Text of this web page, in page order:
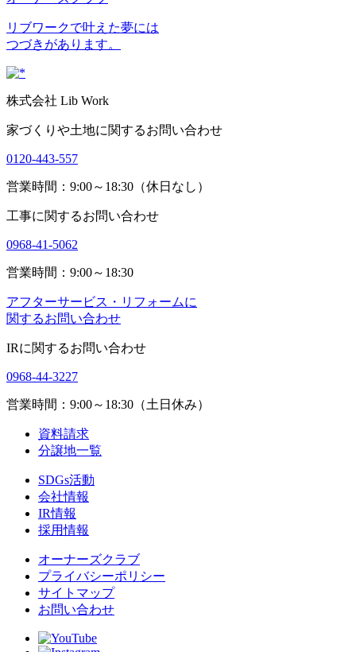
リブワークで叶えた夢には
つづきがあります。
株式会社 Lib Work
家づくりや土地に関するお問い合わせ
0120-443-557
営業時間：9:00～18:30（休日なし）
工事に関するお問い合わせ
0968-41-5062
営業時間：9:00～18:30
アフターサービス・リフォームに
関するお問い合わせ
IRに関するお問い合わせ
0968-44-3227
営業時間：9:00～18:30（土日休み）
資料請求
分譲地一覧
SDGs活動
会社情報
IR情報
採用情報
オーナーズクラブ
プライバシーポリシー
サイトマップ
お問い合わせ